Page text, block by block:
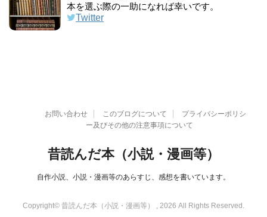
本を選ぶ際の一助になれば幸いです。
Twitter
お問い合わせ このブログについて
プライバシーポリシ
ー及びその他の注意事項について
昔読んだ本（小説・漫画等）
自作小説、小説・漫画等のあらすじ、感想を書いています。
Copyright© 昔読んだ本（小説・漫画等） , 2026 All Rights Reserved.